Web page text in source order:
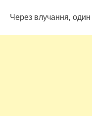
Через влучання,